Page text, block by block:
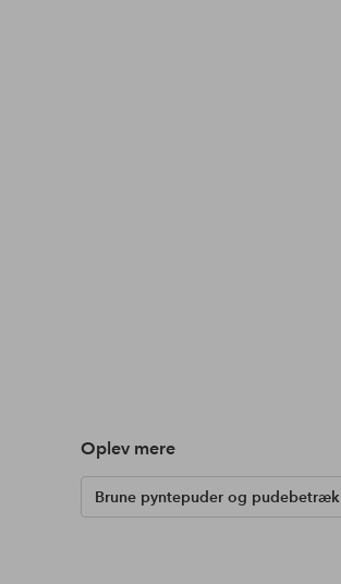
Oplev mere
Brune pyntepuder og pudebetræk